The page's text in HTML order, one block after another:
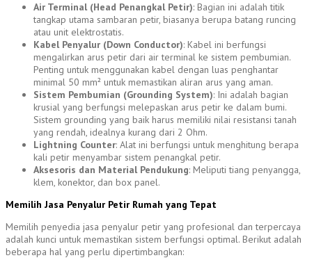
Air Terminal (Head Penangkal Petir): Bagian ini adalah titik
tangkap utama sambaran petir, biasanya berupa batang runcing
atau unit elektrostatis.
Kabel Penyalur (Down Conductor): Kabel ini berfungsi
mengalirkan arus petir dari air terminal ke sistem pembumian.
Penting untuk menggunakan kabel dengan luas penghantar
minimal 50 mm² untuk memastikan aliran arus yang aman.
Sistem Pembumian (Grounding System): Ini adalah bagian
krusial yang berfungsi melepaskan arus petir ke dalam bumi.
Sistem grounding yang baik harus memiliki nilai resistansi tanah
yang rendah, idealnya kurang dari 2 Ohm.
Lightning Counter: Alat ini berfungsi untuk menghitung berapa
kali petir menyambar sistem penangkal petir.
Aksesoris dan Material Pendukung: Meliputi tiang penyangga,
klem, konektor, dan box panel.
Memilih Jasa Penyalur Petir Rumah yang Tepat
Memilih penyedia jasa penyalur petir yang profesional dan terpercaya
adalah kunci untuk memastikan sistem berfungsi optimal. Berikut adalah
beberapa hal yang perlu dipertimbangkan: